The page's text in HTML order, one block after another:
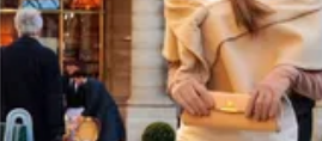
Wojna na Ukrainie
Świat